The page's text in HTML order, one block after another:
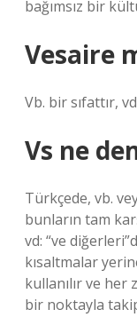
bağımsız bir
Vesaire
Vb. bir sıfattır,
Vs ne
Türkçede, vb.
bunların tam
vd: “ve
kısaltmalar
kullanılır ve
bir noktayla